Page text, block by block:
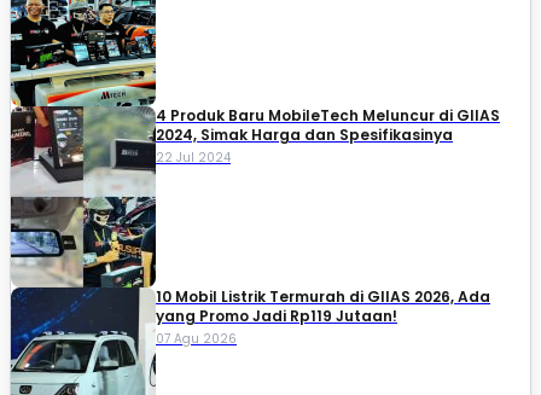
4 Produk Baru MobileTech Meluncur di GIIAS
2024, Simak Harga dan Spesifikasinya
22 Jul 2024
10 Mobil Listrik Termurah di GIIAS 2026, Ada
yang Promo Jadi Rp119 Jutaan!
07 Agu 2026